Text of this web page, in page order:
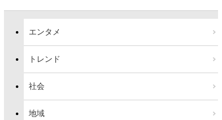
エンタメ
トレンド
社会
地域